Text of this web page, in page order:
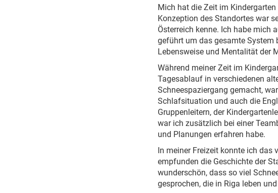
Mich hat die Zeit im
Konzeption des Standortes war
Österreich kenne. Ich habe mich
geführt um das gesamte System
Lebensweise und Mentalität der
Während meiner Zeit im
Tagesablauf in verschiedenen
Schneespaziergang gemacht,
Schlafsituation und auch die
Gruppenleitern, der
war ich zusätzlich bei einer
und Planungen erfahren habe.
In meiner Freizeit konnte ich das
empfunden die Geschichte der
wunderschön, dass so viel
gesprochen, die in Riga leben